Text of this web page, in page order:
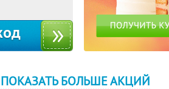
ПОКАЗАТЬ БОЛЬШЕ АКЦИЙ